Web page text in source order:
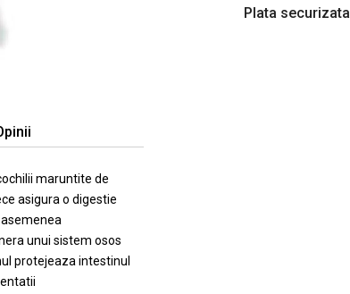
maruntite de
asigura o digestie
unui sistem osos
protejeaza intestinul
Plata securizata